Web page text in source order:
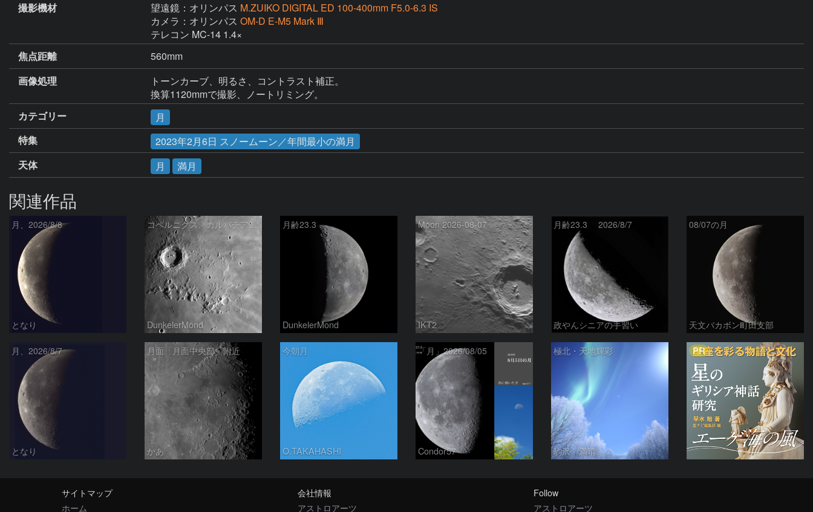
撮影機材
望遠鏡：オリンパス M.ZUIKO DIGITAL ED 100-400mm F5.0-6.3 IS
カメラ：オリンパス OM-D E-M5 Mark Ⅲ
テレコン MC-14 1.4×
焦点距離
560mm
画像処理
トーンカーブ、明るさ、コントラスト補正。
換算1120mmで撮影、ノートリミング。
カテゴリー
月
特集
2023年2月6日 スノームーン／年間最小の満月
天体
月 満月
関連作品
月、2026/8/8
となり
コペルニクス、カルパチア山脈付近
DunkelerMond
月齢23.3
DunkelerMond
Moon 2026-08-07
IKT2
月齢23.3 2026/8/7
政やんシニアの手習い
08/07の月
天文バカボン町田支部
月、2026/8/7
となり
月面「月面中央部」附近
かあ
今朝月
O.TAKAHASHI
「月」2026/08/05
Condor57
極北・天地輝彩
駒沢 満晴
PR
サイトマップ
ホーム
会社情報
アストロアーツ
Follow
アストロアーツ